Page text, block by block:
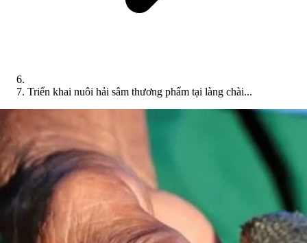
Triển khai nuôi hải sâm thương phẩm tại làng chài...